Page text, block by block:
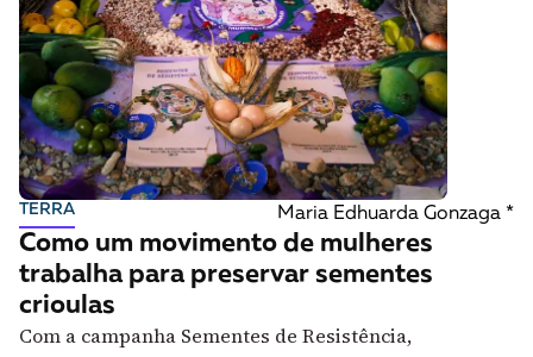
TERRA Maria Edhuarda Gonzaga *
Como um movimento de mulheres
trabalha para preservar sementes
crioulas
Com a campanha Sementes de Resistência,